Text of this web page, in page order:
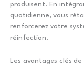
produisent. En
quotidienne, vous
renforcerez votre
réinfection.
Les avantages clés